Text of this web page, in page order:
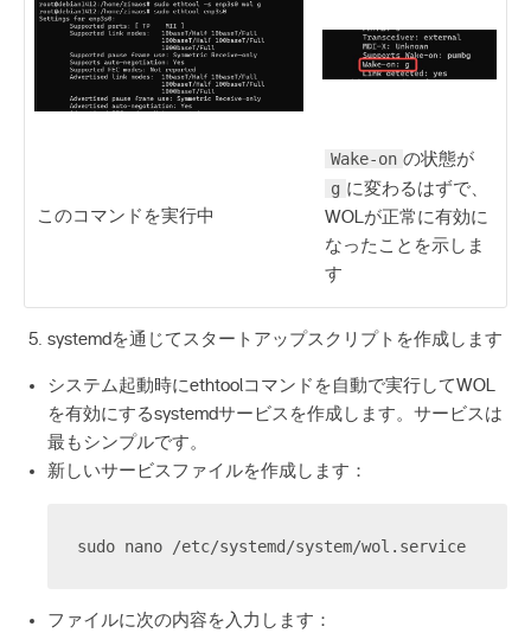
このコマンドを実行中
Wake-on の状態が
g に変わるはずで、
WOLが正常に有効に
なったことを示しま
す
systemdを通じてスタートアップスクリプトを作成します
システム起動時にethtoolコマンドを自動で実行してWOL
を有効にするsystemdサービスを作成します。サービスは
最もシンプルです。
新しいサービスファイルを作成します：
sudo nano /etc/systemd/system/wol.service
ファイルに次の内容を入力します：